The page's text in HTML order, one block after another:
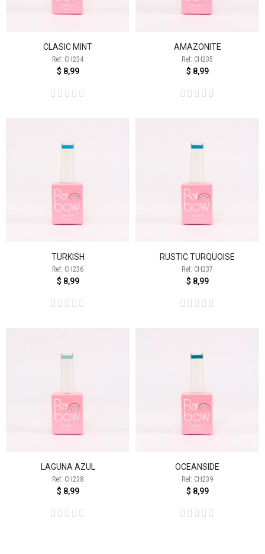
CLASIC MINT
Ref: CH234
$ 8,99
AMAZONITE
Ref: CH235
$ 8,99
TURKISH
Ref: CH236
$ 8,99
RUSTIC TURQUOISE
Ref: CH237
$ 8,99
LAGUNA AZUL
Ref: CH238
$ 8,99
OCEANSIDE
Ref: CH239
$ 8,99